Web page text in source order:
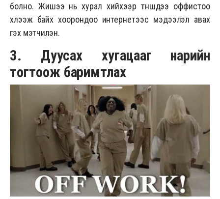
болно. Жишээ нь хурал хийхээр түншүүдээ оффистоо
хүлээж байх хоорондоо интернетээс мэдээлэл авах
гэх мэтчилэн.
3. Дуусах хугацааг нарийн
тогтоож баримтлах